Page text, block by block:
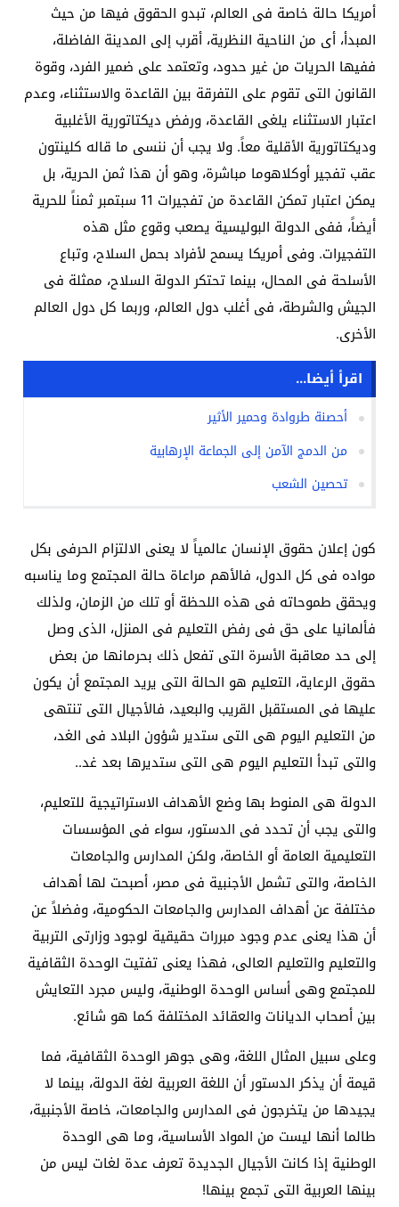
أمريكا حالة خاصة فى العالم، تبدو الحقوق فيها من حيث
المبدأ، أى من الناحية النظرية، أقرب إلى المدينة الفاضلة،
ففيها الحريات من غير حدود، وتعتمد على ضمير الفرد، وقوة
القانون التى تقوم على التفرقة بين القاعدة والاستثناء، وعدم
اعتبار الاستثناء يلغى القاعدة، ورفض ديكتاتورية الأغلبية
وديكتاتورية الأقلية معاً. ولا يجب أن ننسى ما قاله كلينتون
عقب تفجير أوكلاهوما مباشرة، وهو أن هذا ثمن الحرية، بل
يمكن اعتبار تمكن القاعدة من تفجيرات 11 سبتمبر ثمناً للحرية
أيضاً، ففى الدولة البوليسية يصعب وقوع مثل هذه
التفجيرات. وفى أمريكا يسمح لأفراد بحمل السلاح، وتباع
الأسلحة فى المحال، بينما تحتكر الدولة السلاح، ممثلة فى
الجيش والشرطة، فى أغلب دول العالم، وربما كل دول العالم
الأخرى.
اقرأ أيضا...
أحصنة طروادة وحمير الأثير
من الدمج الآمن إلى الجماعة الإرهابية
تحصين الشعب
كون إعلان حقوق الإنسان عالمياً لا يعنى الالتزام الحرفى بكل
مواده فى كل الدول، فالأهم مراعاة حالة المجتمع وما يناسبه
ويحقق طموحاته فى هذه اللحظة أو تلك من الزمان، ولذلك
فألمانيا على حق فى رفض التعليم فى المنزل، الذى وصل
إلى حد معاقبة الأسرة التى تفعل ذلك بحرمانها من بعض
حقوق الرعاية، التعليم هو الحالة التى يريد المجتمع أن يكون
عليها فى المستقبل القريب والبعيد، فالأجيال التى تنتهى
من التعليم اليوم هى التى ستدير شؤون البلاد فى الغد،
والتى تبدأ التعليم اليوم هى التى ستديرها بعد غد..
الدولة هى المنوط بها وضع الأهداف الاستراتيجية للتعليم،
والتى يجب أن تحدد فى الدستور، سواء فى المؤسسات
التعليمية العامة أو الخاصة، ولكن المدارس والجامعات
الخاصة، والتى تشمل الأجنبية فى مصر، أصبحت لها أهداف
مختلفة عن أهداف المدارس والجامعات الحكومية، وفضلاً عن
أن هذا يعنى عدم وجود مبررات حقيقية لوجود وزارتى التربية
والتعليم والتعليم العالى، فهذا يعنى تفتيت الوحدة الثقافية
للمجتمع وهى أساس الوحدة الوطنية، وليس مجرد التعايش
بين أصحاب الديانات والعقائد المختلفة كما هو شائع.
وعلى سبيل المثال اللغة، وهى جوهر الوحدة الثقافية، فما
قيمة أن يذكر الدستور أن اللغة العربية لغة الدولة، بينما لا
يجيدها من يتخرجون فى المدارس والجامعات، خاصة الأجنبية،
طالما أنها ليست من المواد الأساسية، وما هى الوحدة
الوطنية إذا كانت الأجيال الجديدة تعرف عدة لغات ليس من
بينها العربية التى تجمع بينها!